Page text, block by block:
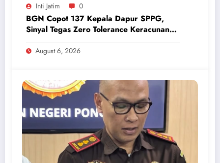
Inti Jatim 0
BGN Copot 137 Kepala Dapur SPPG,
Sinyal Tegas Zero Tolerance Keracunan
Makanan dan Korupsi
August 6, 2026